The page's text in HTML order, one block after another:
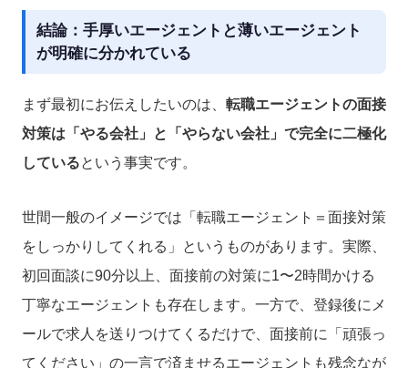
結論：手厚いエージェントと薄いエージェント
が明確に分かれている
まず最初にお伝えしたいのは、 転職エージェントの面接
対策は「やる会社」と「やらない会社」で完全に二極化
しているという事実です。
世間一般のイメージでは「転職エージェント＝面接対策
をしっかりしてくれる」というものがあります。実際、
初回面談に90分以上、面接前の対策に1〜2時間かける
丁寧なエージェントも存在します。一方で、登録後にメ
ールで求人を送りつけてくるだけで、面接前に「頑張っ
てください」の一言で済ませるエージェントも残念なが